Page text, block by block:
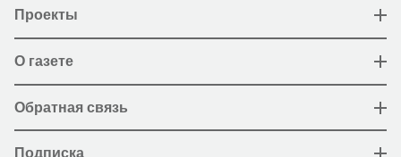
Проекты
О газете
Обратная связь
Подписка